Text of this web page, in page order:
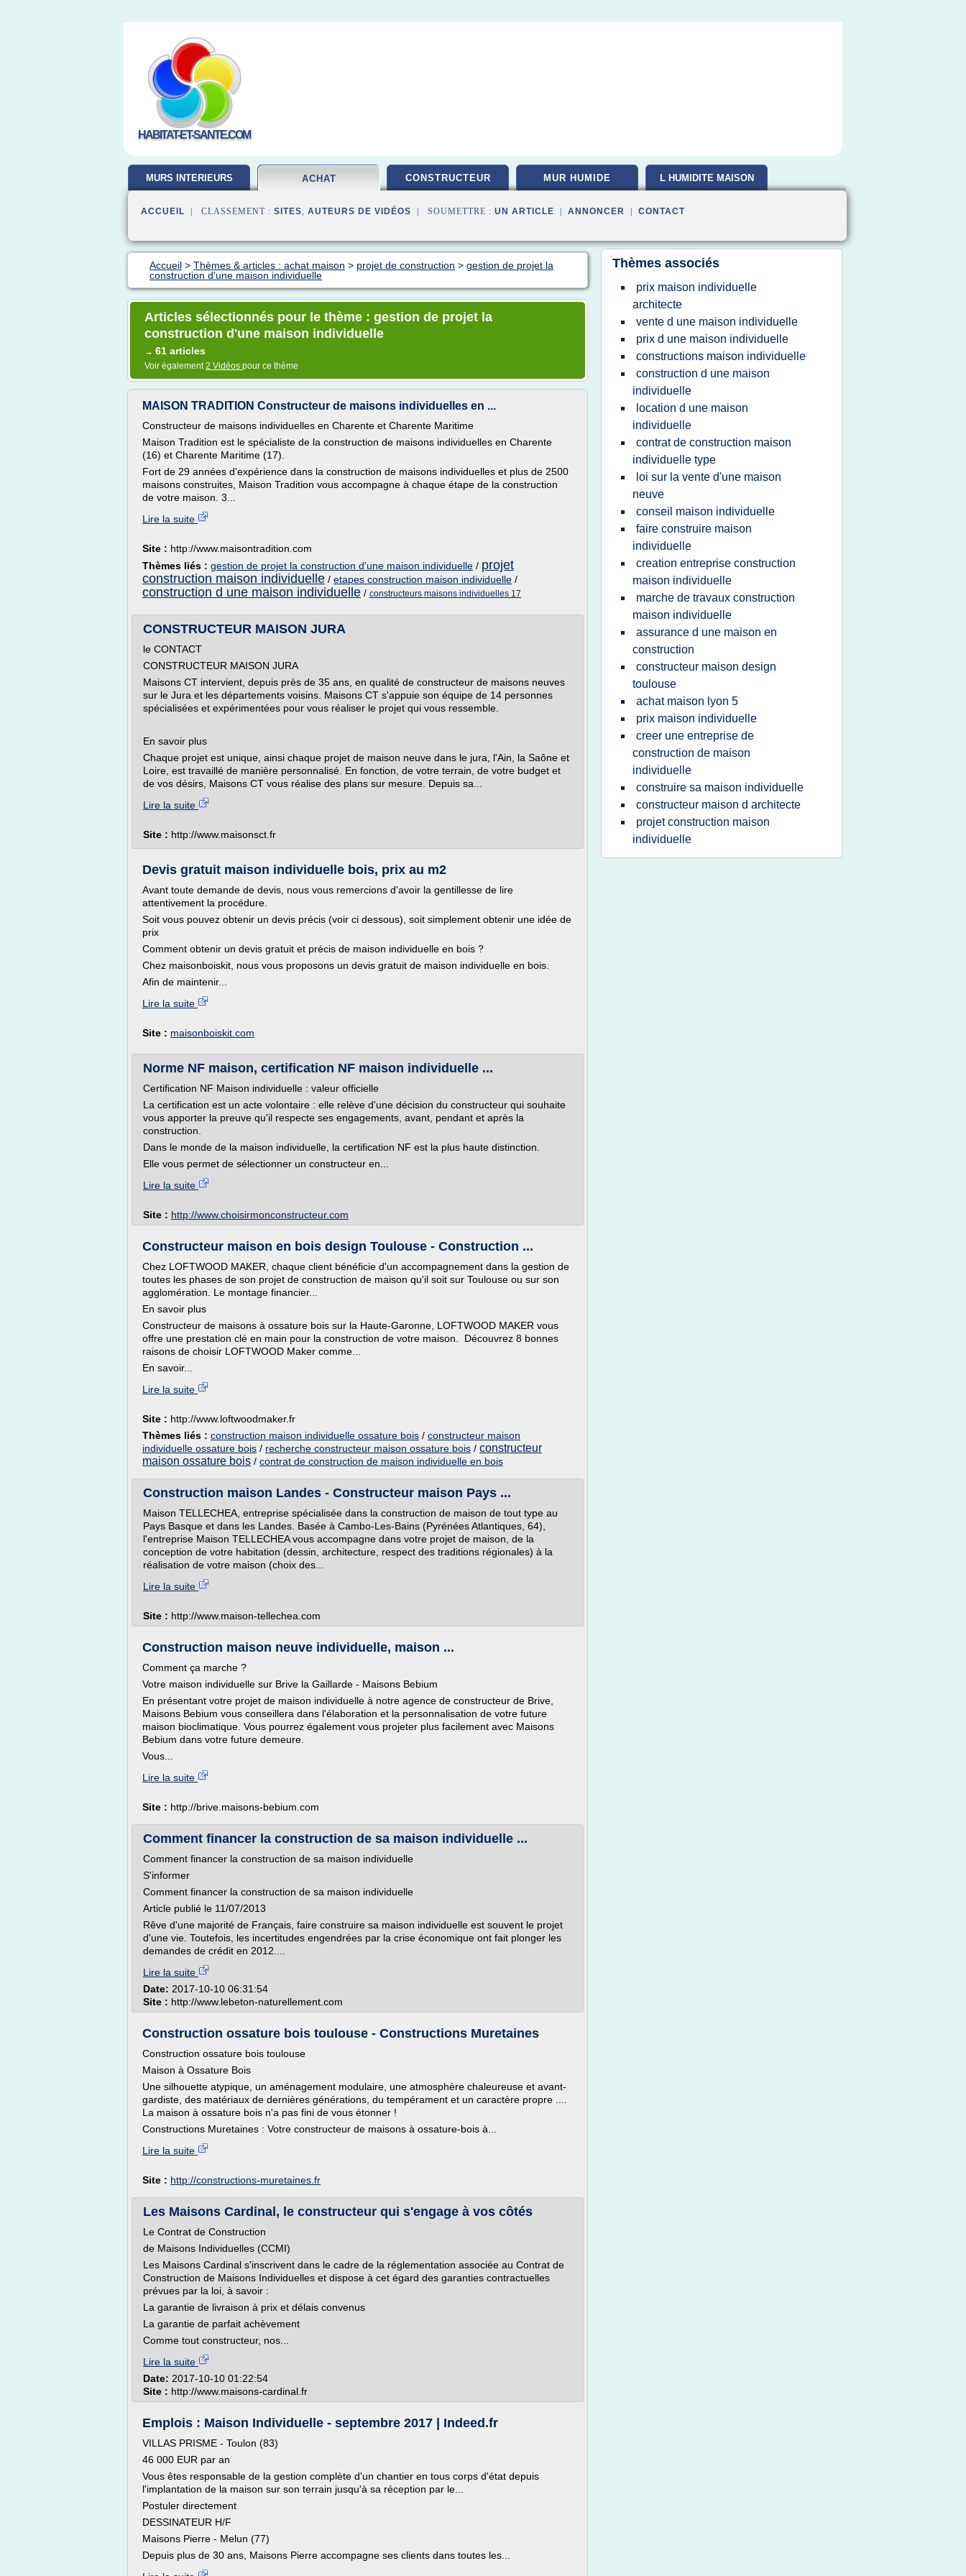
HABITAT-ET-SANTE.COM
MURS INTERIEURS ACHAT CONSTRUCTEUR MUR HUMIDE L HUMIDITE MAISON
ACCUEIL | CLASSEMENT : SITES, AUTEURS DE VIDÉOS | SOUMETTRE : UN ARTICLE ANNONCER CONTACT
Accueil > Thèmes & articles : achat maison > projet de construction > gestion de projet la
construction d'une maison individuelle
Articles sélectionnés pour le thème : gestion de projet la
construction d'une maison individuelle
→ 61 articles
Voir également2 Vidéos pour ce thème
MAISON TRADITION Constructeur de maisons individuelles en ...
Constructeur de maisons individuelles en Charente et Charente Maritime
Maison Tradition est le spécialiste de la construction de maisons individuelles en Charente
(16) et Charente Maritime (17).
Fort de 29 années d'expérience dans la construction de maisons individuelles et plus de 2500
maisons construites, Maison Tradition vous accompagne à chaque étape de la construction
de votre maison. 3...
Lire la suite
Site : http://www.maisontradition.com
Thèmes liés : gestion de projet la construction d'une maison individuelle / projet
construction maison individuelle / etapes construction maison individuelle /
construction d une maison individuelle / constructeurs maisons individuelles 17
CONSTRUCTEUR MAISON JURA
le CONTACT
CONSTRUCTEUR MAISON JURA
Maisons CT intervient, depuis près de 35 ans, en qualité de constructeur de maisons neuves
sur le Jura et les départements voisins. Maisons CT s'appuie son équipe de 14 personnes
spécialisées et expérimentées pour vous réaliser le projet qui vous ressemble.
En savoir plus
Chaque projet est unique, ainsi chaque projet de maison neuve dans le jura, l'Ain, la Saône et
Loire, est travaillé de manière personnalisé. En fonction, de votre terrain, de votre budget et
de vos désirs, Maisons CT vous réalise des plans sur mesure. Depuis sa...
Lire la suite
Site : http://www.maisonsct.fr
Devis gratuit maison individuelle bois, prix au m2
Avant toute demande de devis, nous vous remercions d'avoir la gentillesse de lire
attentivement la procédure.
Soit vous pouvez obtenir un devis précis (voir ci dessous), soit simplement obtenir une idée de
prix
Comment obtenir un devis gratuit et précis de maison individuelle en bois ?
Chez maisonboiskit, nous vous proposons un devis gratuit de maison individuelle en bois.
Afin de maintenir...
Lire la suite
Site : maisonboiskit.com
Norme NF maison, certification NF maison individuelle ...
Certification NF Maison individuelle : valeur officielle
La certification est un acte volontaire : elle relève d'une décision du constructeur qui souhaite
vous apporter la preuve qu'il respecte ses engagements, avant, pendant et après la
construction.
Dans le monde de la maison individuelle, la certification NF est la plus haute distinction.
Elle vous permet de sélectionner un constructeur en...
Lire la suite
Site : http://www.choisirmonconstructeur.com
Constructeur maison en bois design Toulouse - Construction ...
Chez LOFTWOOD MAKER, chaque client bénéficie d'un accompagnement dans la gestion de
toutes les phases de son projet de construction de maison qu'il soit sur Toulouse ou sur son
agglomération. Le montage financier...
En savoir plus
Constructeur de maisons à ossature bois sur la Haute-Garonne, LOFTWOOD MAKER vous
offre une prestation clé en main pour la construction de votre maison. Découvrez 8 bonnes
raisons de choisir LOFTWOOD Maker comme...
En savoir...
Lire la suite
Site : http://www.loftwoodmaker.fr
Thèmes liés : construction maison individuelle ossature bois / constructeur maison
individuelle ossature bois / recherche constructeur maison ossature bois / constructeur
maison ossature bois / contrat de construction de maison individuelle en bois
Construction maison Landes - Constructeur maison Pays ...
Maison TELLECHEA, entreprise spécialisée dans la construction de maison de tout type au
Pays Basque et dans les Landes. Basée à Cambo-Les-Bains (Pyrénées Atlantiques, 64),
l'entreprise Maison TELLECHEA vous accompagne dans votre projet de maison, de la
conception de votre habitation (dessin, architecture, respect des traditions régionales) à la
réalisation de votre maison (choix des...
Lire la suite
Site : http://www.maison-tellechea.com
Construction maison neuve individuelle, maison ...
Comment ça marche ?
Votre maison individuelle sur Brive la Gaillarde - Maisons Bebium
En présentant votre projet de maison individuelle à notre agence de constructeur de Brive,
Maisons Bebium vous conseillera dans l'élaboration et la personnalisation de votre future
maison bioclimatique. Vous pourrez également vous projeter plus facilement avec Maisons
Bebium dans votre future demeure.
Vous...
Lire la suite
Site : http://brive.maisons-bebium.com
Comment financer la construction de sa maison individuelle ...
Comment financer la construction de sa maison individuelle
S'informer
Comment financer la construction de sa maison individuelle
Article publié le 11/07/2013
Rêve d'une majorité de Français, faire construire sa maison individuelle est souvent le projet
d'une vie. Toutefois, les incertitudes engendrées par la crise économique ont fait plonger les
demandes de crédit en 2012....
Lire la suite
Date: 2017-10-10 06:31:54
Site : http://www.lebeton-naturellement.com
Construction ossature bois toulouse - Constructions Muretaines
Construction ossature bois toulouse
Maison à Ossature Bois
Une silhouette atypique, un aménagement modulaire, une atmosphère chaleureuse et avant-
gardiste, des matériaux de dernières générations, du tempérament et un caractère propre ....
La maison à ossature bois n'a pas fini de vous étonner !
Constructions Muretaines : Votre constructeur de maisons à ossature-bois à...
Lire la suite
Site : http://constructions-muretaines.fr
Les Maisons Cardinal, le constructeur qui s'engage à vos côtés
Le Contrat de Construction
de Maisons Individuelles (CCMI)
Les Maisons Cardinal s'inscrivent dans le cadre de la réglementation associée au Contrat de
Construction de Maisons Individuelles et dispose à cet égard des garanties contractuelles
prévues par la loi, à savoir :
La garantie de livraison à prix et délais convenus
La garantie de parfait achèvement
Comme tout constructeur, nos...
Lire la suite
Date: 2017-10-10 01:22:54
Site : http://www.maisons-cardinal.fr
Emplois : Maison Individuelle - septembre 2017 | Indeed.fr
VILLAS PRISME - Toulon (83)
46 000 EUR par an
Vous êtes responsable de la gestion complète d'un chantier en tous corps d'état depuis
l'implantation de la maison sur son terrain jusqu'à sa réception par le...
Postuler directement
DESSINATEUR H/F
Maisons Pierre - Melun (77)
Depuis plus de 30 ans, Maisons Pierre accompagne ses clients dans toutes les...
Thèmes associés
prix maison individuelle
architecte
vente d une maison individuelle
prix d une maison individuelle
constructions maison individuelle
construction d une maison
individuelle
location d une maison
individuelle
contrat de construction maison
individuelle type
loi sur la vente d'une maison
neuve
conseil maison individuelle
faire construire maison
individuelle
creation entreprise construction
maison individuelle
marche de travaux construction
maison individuelle
assurance d une maison en
construction
constructeur maison design
toulouse
achat maison lyon 5
prix maison individuelle
creer une entreprise de
construction de maison
individuelle
construire sa maison individuelle
constructeur maison d architecte
projet construction maison
individuelle